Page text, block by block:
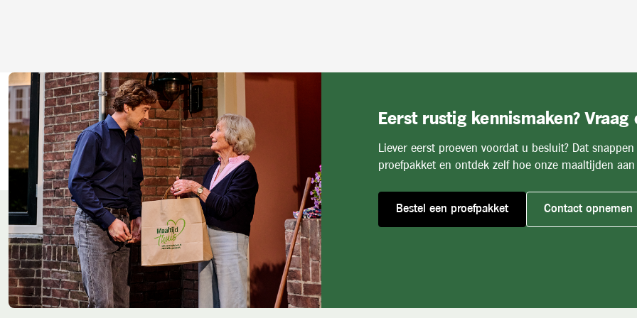
Eerst rustig kennismaken?
Liever eerst proeven voordat u besluit? Dat
proefpakket en ontdek zelf hoe onze maaltijden
Bestel een proefpakket Contact opnemen